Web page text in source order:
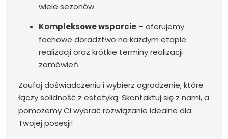
wiele sezonów.
Kompleksowe wsparcie – oferujemy
fachowe doradztwo na każdym etapie
realizacji oraz krótkie terminy realizacji
zamówień.
Zaufaj doświadczeniu i wybierz ogrodzenie, które
łączy solidność z estetyką. Skontaktuj się z nami, a
pomożemy Ci wybrać rozwiązanie idealne dla
Twojej posesji!